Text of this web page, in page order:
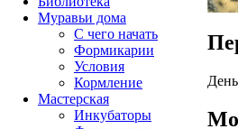
Муравьи дома
С чего начать
Формикарии
Условия
Кормление
Мастерская
Инкубаторы